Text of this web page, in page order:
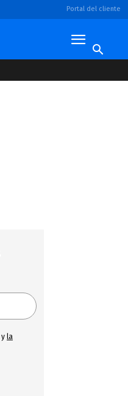
Portal del cliente
y la